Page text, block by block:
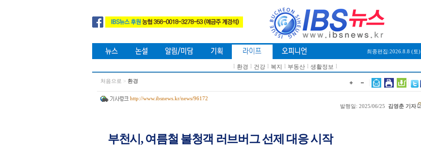
최종편집:2026.8.8 (토)
l 환경 l 건강 l 복지 l 부동산 l 생활정보 l
처음으로 > 환경
http://www.ibsnews.kr/news/96172
발행일: 2025/06/25
김영춘 기자
부천시, 여름철 불청객 러브버그 선제 대응 시작